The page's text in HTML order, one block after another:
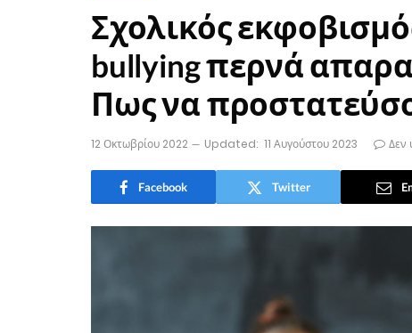
Σχολικός
bullying περνά
Πως να
12 Οκτωβρίου 2022 Updated: 11 Αυγούστου 2023 Δεν
Facebook Twitter